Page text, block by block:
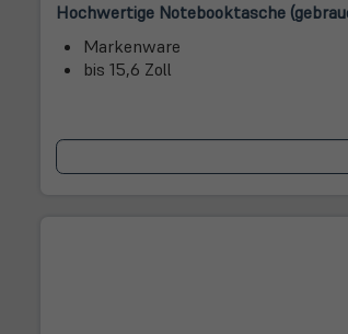
neuem
Tab)
Hochwertige Notebooktasche
Markenware
bis 15,6 Zoll